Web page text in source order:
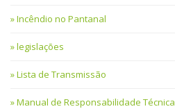
Incêndio no Pantanal
legislações
Lista de Transmissão
Manual de Responsabilidade Técnica